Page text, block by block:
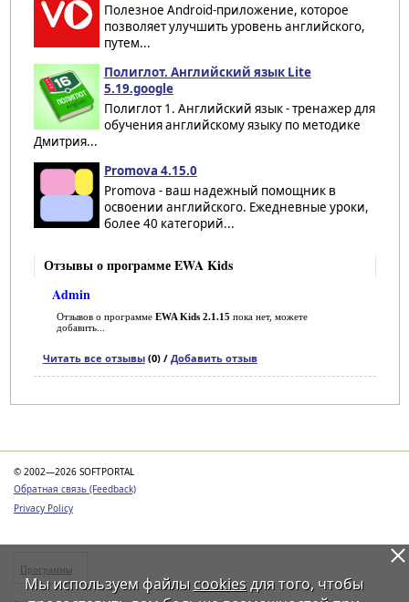
Полезное Android-приложение, которое
позволяет улучшить уровень английского,
путем...
Полиглот. Английский язык Lite
5.19.google
Полиглот 1. Английский язык - тренажер для
обучения английскому языку по методике
Дмитрия...
Promova 4.15.0
Promova - ваш надежный помощник в
освоении английского. Ежедневные уроки,
более 40 категорий...
Отзывы о программе EWA Kids
Admin
Отзывов о программе EWA Kids 2.1.15 пока нет, можете
добавить...
Читать все отзывы(0) / Добавить отзыв
© 2002—2026 SOFTPORTAL
Обратная связь (Feedback)
Privacy Policy
Программы
Мы используем файлы cookiesдля того, чтобы